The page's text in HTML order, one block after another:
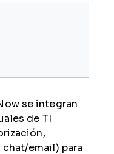
se integran
de TI
chat/email) para